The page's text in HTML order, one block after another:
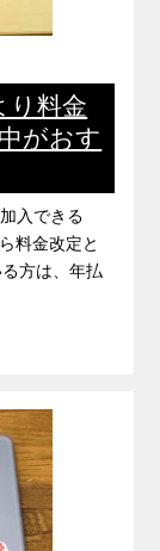
り料金
がおす
入できる
料金改定と
方は、年払